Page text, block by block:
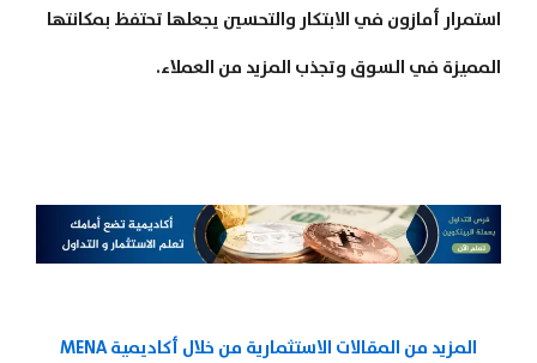
استمرار أمازون في الابتكار والتحسين يجعلها تحتفظ بمكانتها
المميزة في السوق وتجذب المزيد من العملاء.
المزيد من المقالات الاستثمارية من خلال أكاديمية MENA